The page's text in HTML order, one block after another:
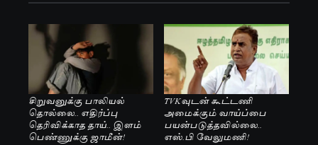
சிறுவனுக்கு பாலியல்
தொல்லை.. எதிர்ப்பு
தெரிவிக்காத தாய்.. இளம்
பெண்ணுக்கு ஜாமீன்!
TVKவுடன் கூட்டணி
அமைக்கும் வாய்ப்பை
பயன்படுத்தவில்லை..
எஸ்.பி வேலுமணி!